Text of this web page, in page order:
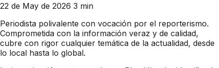
22 de May de 2026 3 min
Periodista polivalente con vocación por el reporterismo.
Comprometida con la información veraz y de calidad,
cubre con rigor cualquier temática de la actualidad, desde
lo local hasta lo global.